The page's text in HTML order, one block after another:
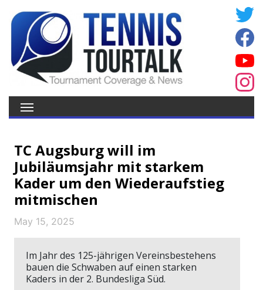
TC Augsburg will im
Jubiläumsjahr mit starkem
Kader um den Wiederaufstieg
mitmischen
May 15, 2025
Im Jahr des 125-jährigen Vereinsbestehens
bauen die Schwaben auf einen starken
Kaders in der 2. Bundesliga Süd.